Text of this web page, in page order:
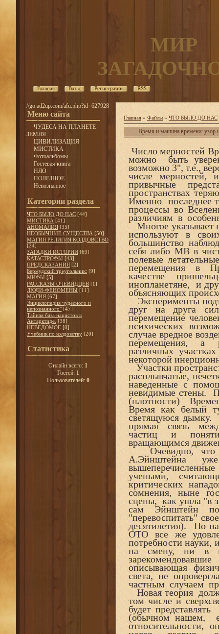
МИР
Главная Вход Регистрация RSS
//go.ad2up.com/afu.php?id=627928
Меню сайта
ЧУДЕСА НА ПЛАНЕТЕ
ЗЕМЛЯ
ЦИВИЛИЗАЦИЯ
МИСТИКА
Фотоальбомы
Гостевая книга
НЛО
ПОЛЕЗНОЕ
Непознанное
Категории раздела
ЧТО БЫЛО ДО НАС [44]
МИСТИКА [41]
АНОМАЛИЯ [35]
НЕОБЫЧНЫЕ СУЩЕСТВА [50]
МАГИЯ РЕЛИГИЯ КОЛДОВСТВО
[24]
ЗАГАДКИ ИСТОРИИ [69]
КАТАСТРОФЫ [43]
ПРЕДСКАЗАНИЯ [2]
Бермудский треугольник: [9]
МИФЫ [5]
РАССКАЗЫ ОЧЕВИДЦЕВ [1]
ЛЮДИ-ФЕНОМЕНЫ [11]
МАГИЯ [67]
Энциклопедия чудесного и
непознанного" [47]
Тайная база нацистов в
Антарктиде. [38]
НЕВЕДОМОЕ [0]
Учебник по колдовству [20]
Статистика
Онлайн всего: 1
Гостей: 1
Пользователей: 0
Главная » Файлы » ЧТО БЫЛО ДО НАС
Время и машина времени: узор
Число мерностей
можно быть
возможно 3", т.е.,
числе
привычные
пространствах
Именно последнее
процессы во
различиям в
Многое указывает
используют в
большинство
себя либо МВ в
полевые
перемещения в
качестве
инопланетяне, и
объясняющих
Эксперименты
друг на друга
перемещение
психических
случае вредное
перемещения, а
различных
некоторой
Участки
расплывчатые,
наведенные с
невидимые стены.
(плотности)
Время как
светящуюся
прямая связь
частиц и
вращающимся
Очевидно, что
А.Эйнштейна
учеными,
критических
сомнения, ныне
сцены, как ушла "в
сам Эйнштейн
"перевоспитать"
десятилетия). Но
ОТО все же
потребности науки,
на смену, ни в
описывающая
света, не
частным случаем
Новая теория
том числе и
будет
(обычном нашем,
относительности,